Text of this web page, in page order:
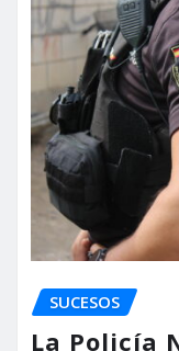
SUCESOS
La Policía